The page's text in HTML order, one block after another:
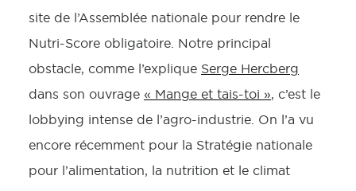
site de l’Assemblée nationale pour rendre le
Nutri-Score obligatoire. Notre principal
obstacle, comme l’explique Serge Hercberg
dans son ouvrage « Mange et tais-toi », c’est le
lobbying intense de l’agro-industrie. On l’a vu
encore récemment pour la Stratégie nationale
pour l’alimentation, la nutrition et le climat